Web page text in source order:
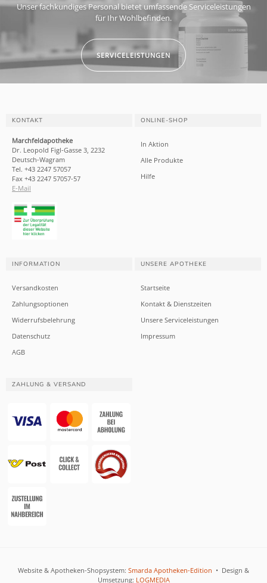
Unser fachkundiges Personal bietet umfassende Serviceleistungen
für Ihr Wohlbefinden.
SERVICELEISTUNGEN
KONTAKT
Marchfeldapotheke
Dr. Leopold Figl-Gasse 3, 2232
Deutsch-Wagram
Tel. +43 2247 57057
Fax +43 2247 57057-57
E-Mail
ONLINE-SHOP
In Aktion
Alle Produkte
Hilfe
INFORMATION
Versandkosten
Zahlungsoptionen
Widerrufsbelehrung
Datenschutz
AGB
UNSERE APOTHEKE
Startseite
Kontakt & Dienstzeiten
Unsere Serviceleistungen
Impressum
ZAHLUNG & VERSAND
Website & Apotheken-Shopsystem: Smarda Apotheken-Edition • Design &
Umsetzung: LOGMEDIA